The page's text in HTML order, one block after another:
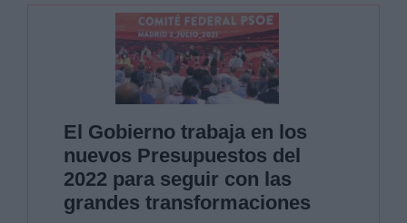
El Gobierno trabaja en los
nuevos Presupuestos del
2022 para seguir con las
grandes transformaciones